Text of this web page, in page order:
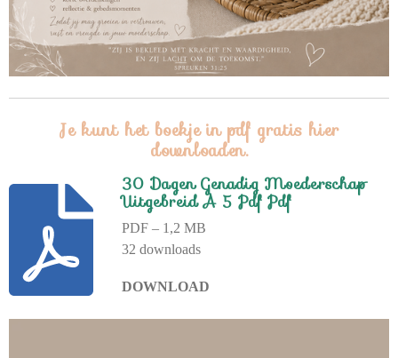
Je kunt het boekje in pdf gratis hier
downloaden.
30 Dagen Genadig Moederschap
Uitgebreid A 5 Pdf Pdf
PDF – 1,2 MB
32 downloads
DOWNLOAD